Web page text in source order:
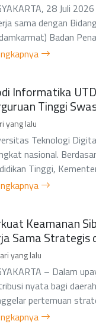
28 Juli
sama dengan
Badan
Informatika
Tinggi
yang lalu
Teknologi
nasional.
Tinggi,
Keamanan
Sama Strategis
yang lalu
– Dalam
nyata bagi
pertemuan